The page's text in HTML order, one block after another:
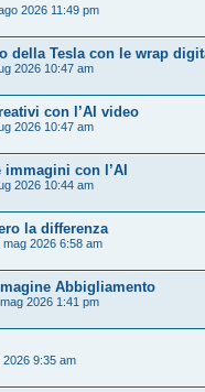
2026 11:49 pm
della Tesla con le wrap
2026 10:47 am
con l’AI video
2026 10:47 am
con l’AI
2026 10:44 am
la differenza
mag 2026 6:58 am
Abbigliamento
2026 1:41 pm
9:35 am